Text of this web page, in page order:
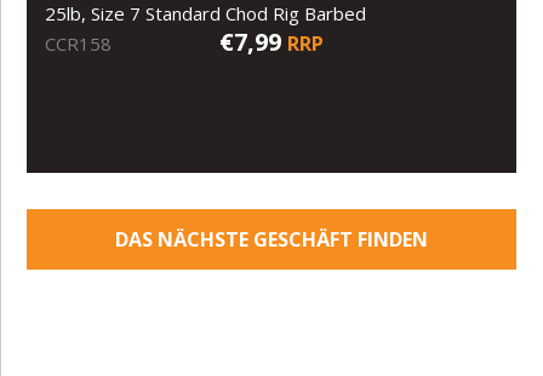
25lb, Size 7 Standard Chod Rig Barbed
CCR158
€7,99 RRP
DAS NÄCHSTE GESCHÄFT FINDEN